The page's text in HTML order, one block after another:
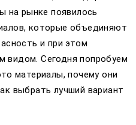
на рынке появилось
которые объединяют
и при этом
видом. Сегодня попробуем
материалы, почему они
выбрать лучший вариант